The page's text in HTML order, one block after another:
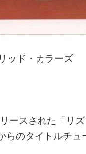
ド・カラーズ
ースされた「リ
らのタイトルチュ